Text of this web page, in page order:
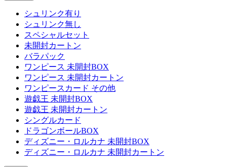
シュリンク有り
シュリンク無し
スペシャルセット
未開封カートン
バラパック
ワンピース 未開封BOX
ワンピース 未開封カートン
ワンピースカード その他
遊戯王 未開封BOX
遊戯王 未開封カートン
シングルカード
ドラゴンボールBOX
ディズニー・ロルカナ 未開封BOX
ディズニー・ロルカナ 未開封カートン